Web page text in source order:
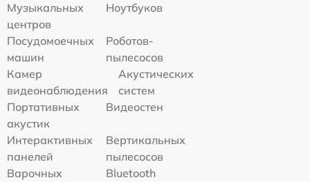
Музыкальных
центров
Ноутбуков
Посудомоечных
машин
Роботов-
пылесосов
Камер
видеонаблюдения
Акустических
систем
Портативных
акустик
Видеостен
Интерактивных
панелей
Вертикальных
пылесосов
Варочных
Bluetooth